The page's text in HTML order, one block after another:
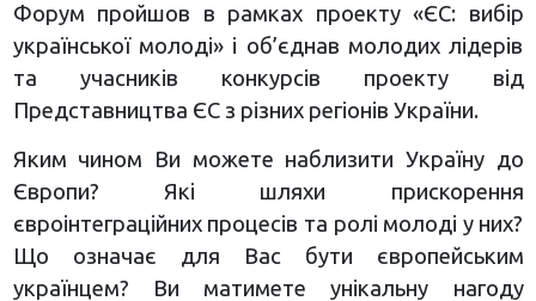
Форум пройшов в рамках проекту «ЄС: вибір
української молоді» і об’єднав молодих лідерів
та учасників конкурсів проекту від
Представництва ЄС з різних регіонів України.
Яким чином Ви можете наблизити Україну до
Європи? Які шляхи прискорення
євроінтеграційних процесів та ролі молоді у них?
Що означає для Вас бути європейським
українцем? Ви матимете унікальну нагоду